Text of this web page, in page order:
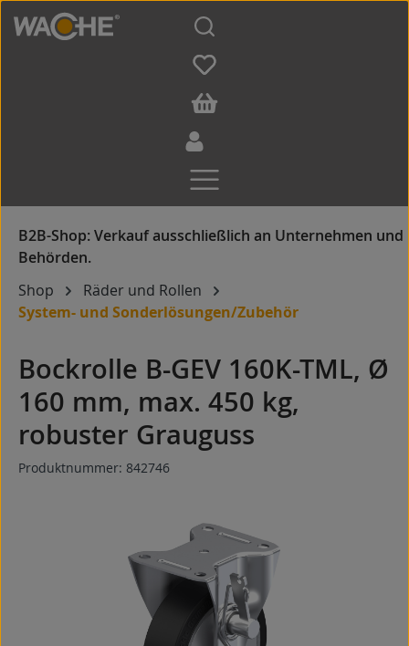
Zum Hauptinhalt springen
Shop
Räder und Rollen
System- und Sonderlösungen/Zubehör
Bockrolle B-GEV 160K-TML, Ø
160 mm, max. 450 kg,
robuster Grauguss
Produktnummer: 842746